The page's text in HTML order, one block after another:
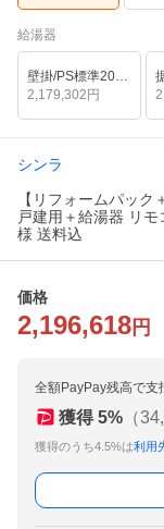
給湯器
2,179,302円
シンラ
【リフォームパッ
戸建用＋給湯器 リ
様 送料込
価格
2,196,618 円
全額PayPay残高で支
獲得 5% （
獲得のうち4.5%は利用